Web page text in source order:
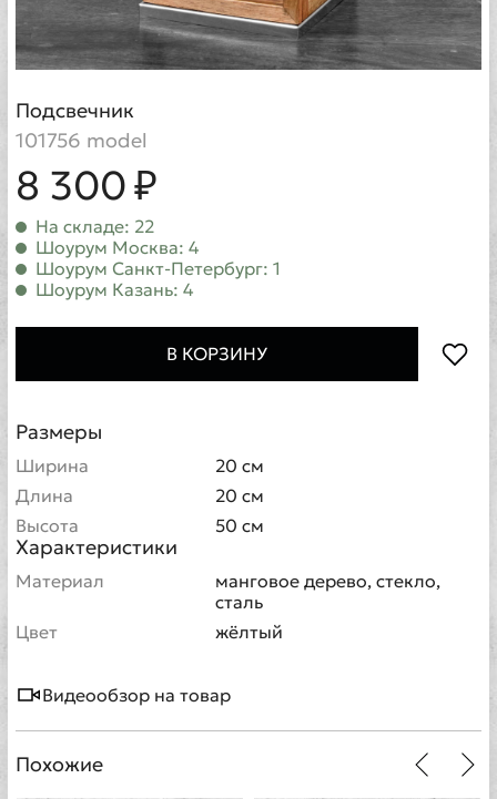
Подсвечник
101756 model
8 300 ₽
На складе: 22
Шоурум Москва: 4
Шоурум Санкт-Петербург: 1
Шоурум Казань: 4
В КОРЗИНУ
Размеры
Ширина
20 см
Длина
20 см
Высота
50 см
Характеристики
Материал
манговое дерево, стекло,
сталь
Цвет
жёлтый
Видеообзор на товар
Похожие